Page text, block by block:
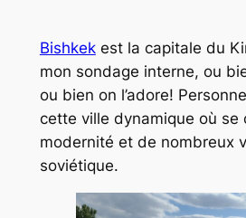
Bishkekest la capitale du
mon sondage interne, ou
ou bien on l’adore!
cette ville dynamique où se
modernité et de nombreux
soviétique.